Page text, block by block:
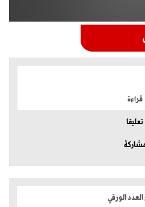
قراءة
تعليقا
الورقي